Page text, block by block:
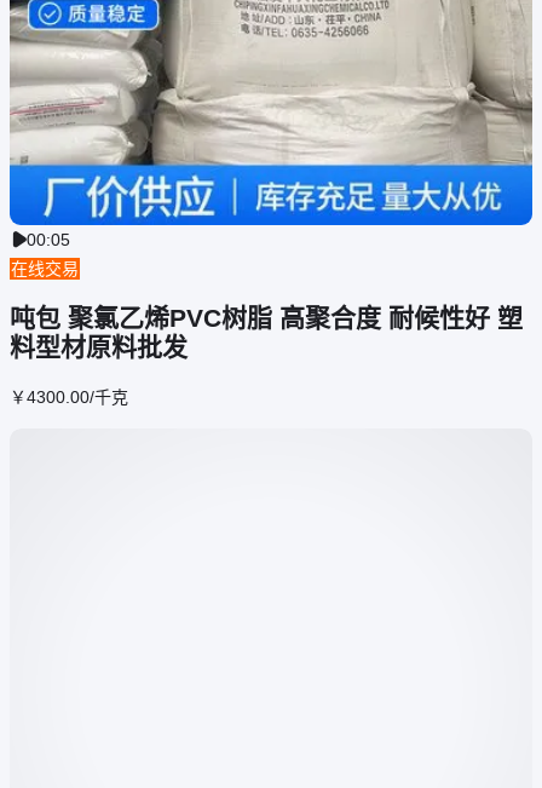
00:05
在线交易
吨包 聚氯乙烯PVC树脂 高聚合度 耐候性好 塑
料型材原料批发
￥4300.00/千克